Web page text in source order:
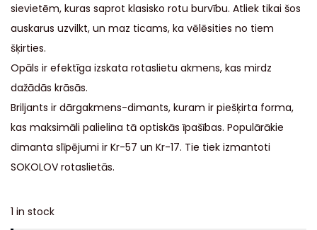
sievietēm, kuras saprot klasisko rotu burvību. Atliek tikai šos
auskarus uzvilkt, un maz ticams, ka vēlēsities no tiem
šķirties.
Opāls ir efektīga izskata rotaslietu akmens, kas mirdz
dažādās krāsās.
Briljants ir dārgakmens-dimants, kuram ir piešķirta forma,
kas maksimāli palielina tā optiskās īpašības. Populārākie
dimanta slīpējumi ir Kr-57 un Kr-17. Tie tiek izmantoti
SOKOLOV rotaslietās.
1 in stock